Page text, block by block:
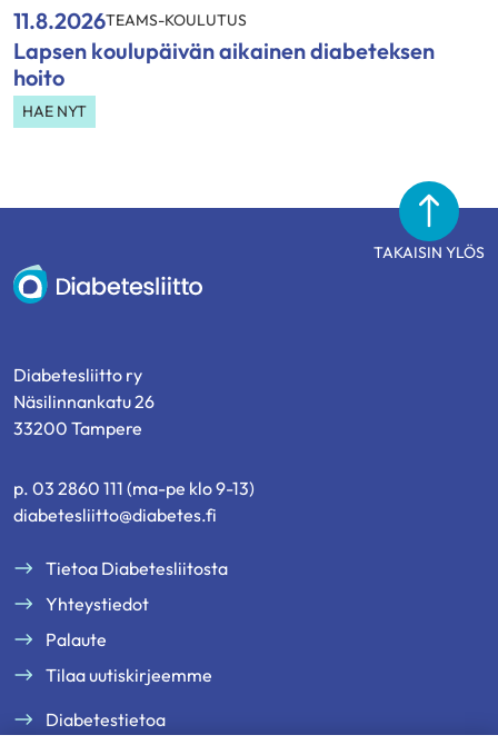
11.8.2026TEAMS-KOULUTUS
Lapsen koulupäivän aikainen diabeteksen
hoito
HAE NYT
TAKAISIN YLÖS
Diabetesliitto
Diabetesliitto ry
Näsilinnankatu 26
33200 Tampere
p. 03 2860 111 (ma-pe klo 9-13)
diabetesliitto@diabetes.fi
Tietoa Diabetesliitosta
Yhteystiedot
Palaute
Tilaa uutiskirjeemme
Diabetestietoa